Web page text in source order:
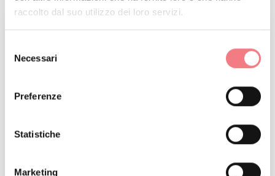
raccolto dal suo utilizzo dei loro servizi.
delNecessari
Preferenze
Statistiche
Marketing 1